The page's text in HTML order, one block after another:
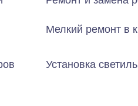
Мелкий ремонт в
Установка